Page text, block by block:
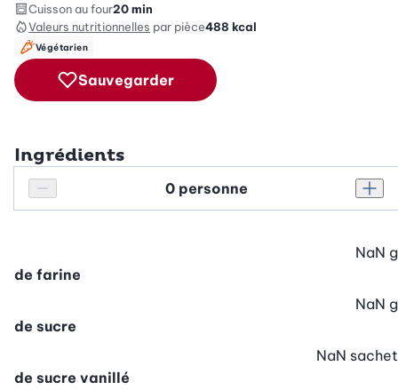
Cuisson au four20 min
Valeurs nutritionnelles par pièce488 kcal
Végétarien
Sauvegarder
Ingrédients
Réduire le nombre de personnes
Personnes
de farine
NaN g
de sucre
NaN g
de sucre vanillé
NaN sachet